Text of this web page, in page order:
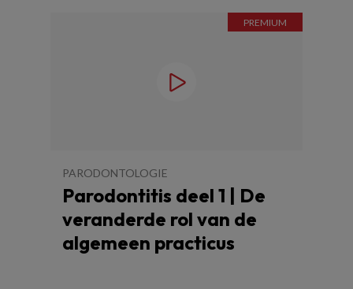
PARODONTOLOGIE
Parodontitis deel 1 | De
veranderde rol van de
algemeen practicus